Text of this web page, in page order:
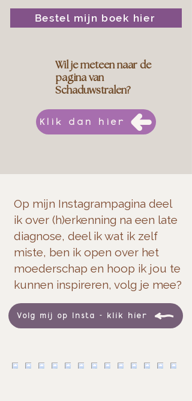
Bestel mijn boek hier
Wil je meteen naar de
pagina van
Schaduwstralen?
Klik dan hier
Op mijn Instagrampagina deel
ik over (h)erkenning na een late
diagnose, deel ik wat ik zelf
miste, ben ik open over het
moederschap en hoop ik jou te
kunnen inspireren, volg je mee?
Volg mij op Insta - klik hier